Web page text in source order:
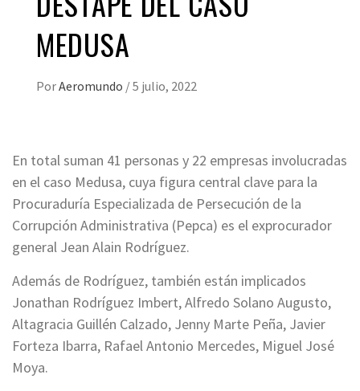
MEDUSA
PorAeromundo /5 julio, 2022
En total suman 41 personas y 22 empresas involucradas
en el caso Medusa, cuya figura central clave para la
Procuraduría Especializada de Persecución de la
Corrupción Administrativa (Pepca) es el exprocurador
general Jean Alain Rodríguez.
Además de Rodríguez, también están implicados
Jonathan Rodríguez Imbert, Alfredo Solano Augusto,
Altagracia Guillén Calzado, Jenny Marte Peña, Javier
Forteza Ibarra, Rafael Antonio Mercedes, Miguel José
Moya.